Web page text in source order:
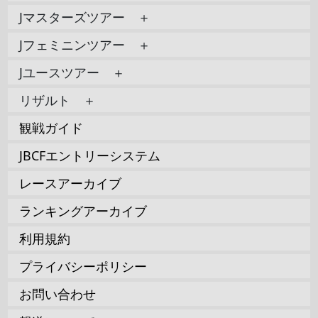
Jマスターズツアー ＋
Jフェミニンツアー ＋
Jユースツアー ＋
リザルト ＋
観戦ガイド
JBCFエントリーシステム
レースアーカイブ
ランキングアーカイブ
利用規約
プライバシーポリシー
お問い合わせ